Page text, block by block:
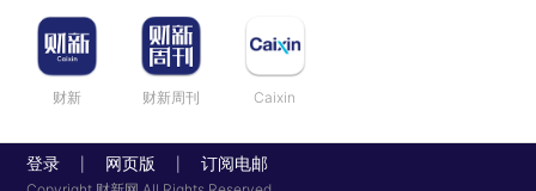
财新 财新周刊 Caixin
登录 网页版 订阅电邮